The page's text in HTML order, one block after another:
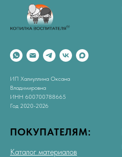
ИП Халиуллина Оксана
Владимировна
ИНН 600700788665
Год 2020-2026
ПОКУПАТЕЛЯМ:
Каталог материалов